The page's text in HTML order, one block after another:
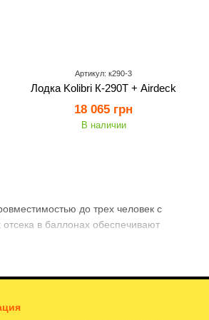
до трех человек с
в баллонах обеспечивают
Артикул: к290-3
Лодка Kolibri К-290Т + Airdeck
18 065 грн
В наличии